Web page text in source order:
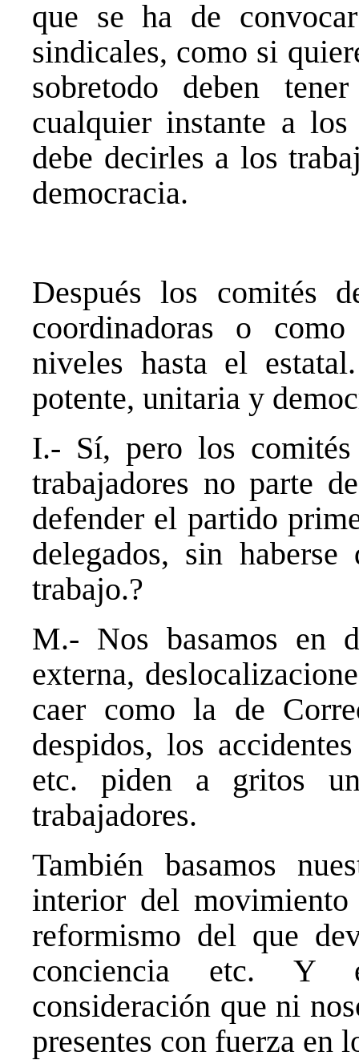
que se ha de
sindicales, como si
sobretodo deben
cualquier instante a
debe decirles a los
democracia.
Después los comités
coordinadoras o
niveles hasta el
potente, unitaria y
I.- Sí, pero los
trabajadores no parte
defender el partido
delegados, sin
trabajo.?
M.- Nos basamos en
externa,
caer como la de
despidos, los
etc. piden a gritos
trabajadores.
También basamos
interior del
reformismo del que
conciencia etc. Y
consideración que ni
presentes con fuerza en